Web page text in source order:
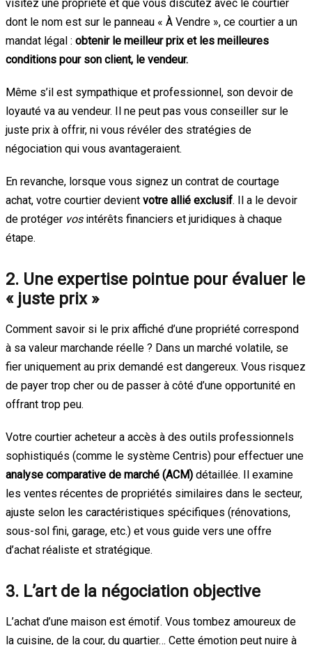
visitez une propriété et que vous discutez avec le courtier
dont le nom est sur le panneau « À Vendre », ce courtier a un
mandat légal : obtenir le meilleur prix et les meilleures
conditions pour son client, le vendeur.
Même s’il est sympathique et professionnel, son devoir de
loyauté va au vendeur. Il ne peut pas vous conseiller sur le
juste prix à offrir, ni vous révéler des stratégies de
négociation qui vous avantageraient.
En revanche, lorsque vous signez un contrat de courtage
achat, votre courtier devient votre allié exclusif. Il a le devoir
de protéger vosintérêts financiers et juridiques à chaque
étape.
2. Une expertise pointue pour évaluer le
« juste prix »
Comment savoir si le prix affiché d’une propriété correspond
à sa valeur marchande réelle ? Dans un marché volatile, se
fier uniquement au prix demandé est dangereux. Vous risquez
de payer trop cher ou de passer à côté d’une opportunité en
offrant trop peu.
Votre courtier acheteur a accès à des outils professionnels
sophistiqués (comme le système Centris) pour effectuer une
analyse comparative de marché (ACM) détaillée. Il examine
les ventes récentes de propriétés similaires dans le secteur,
ajuste selon les caractéristiques spécifiques (rénovations,
sous-sol fini, garage, etc.) et vous guide vers une offre
d’achat réaliste et stratégique.
3. L’art de la négociation objective
L’achat d’une maison est émotif. Vous tombez amoureux de
la cuisine, de la cour, du quartier… Cette émotion peut nuire à